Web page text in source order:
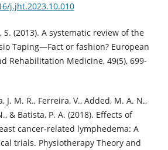
j.jht.2023.10.010
S. (2013). A systematic review of the
Taping—Fact or fashion? European
Rehabilitation Medicine, 49(5), 699-
J. M. R., Ferreira, V., Added, M. A. N.,
& Batista, P. A. (2018). Effects of
cancer-related lymphedema: A
trials. Physiotherapy Theory and